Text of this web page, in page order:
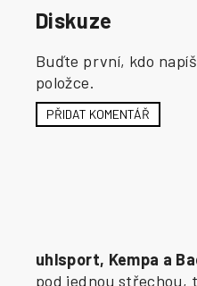
Diskuze
Buďte první, kdo
položce.
PŘIDAT KOMENTÁŘ
uhlsport, Kempa a
pod jednou střechou,